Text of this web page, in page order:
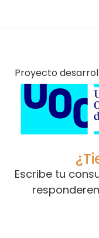
Proyecto
Escribe tu